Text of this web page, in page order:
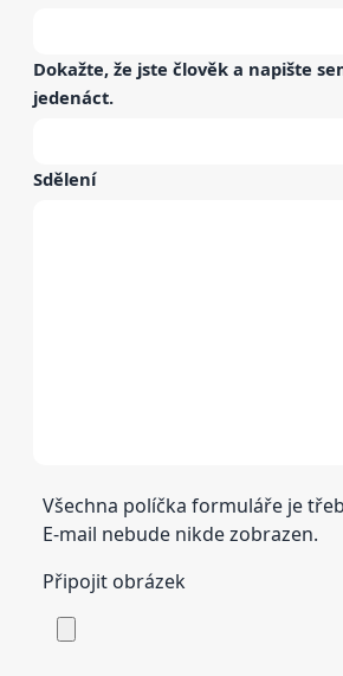
Dokažte, že jste člověk a napište
jedenáct.
Sdělení
Všechna políčka formuláře je
E-mail nebude nikde zobrazen.
Připojit obrázek